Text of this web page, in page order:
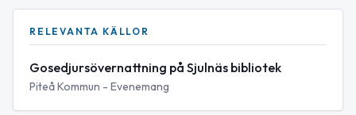
RELEVANTA KÄLLOR
Gosedjursövernattning på Sjulnäs bibliotek
Piteå Kommun - Evenemang